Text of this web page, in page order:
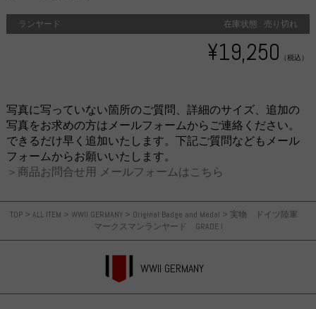
TOP > ALL ITEM > WWII GERMANY > Original Badge and Medal > 実物 ドイツ陸軍
マークスマンランヤード GRADE I
WWII GERMANY
ランヤード 在庫状態 : 売り切れ
¥19,250 （税込）
写真に写っていない箇所のご質問、詳細のサイズ、追加の
写真をお求めの方はメールフォームからご連絡ください。
できるだけ早く追加いたします。下記ご質問などもメール
フォームからお願いいたします。
＞商品お問合せ用 メールフォームはこちら